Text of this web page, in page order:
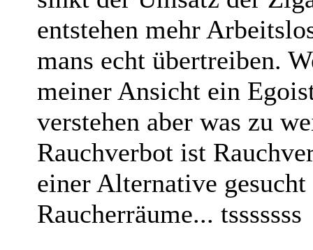
entstehen mehr
mans echt übertreiben.
meiner Ansicht ein
verstehen aber was zu
Rauchverbot ist
einer Alternative
Raucherräume... tsssssss